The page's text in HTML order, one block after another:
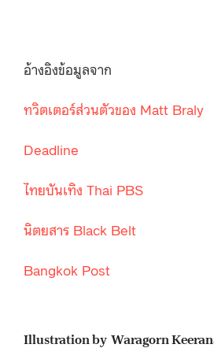
อ้างอิงข้อมูลจาก
ทวิตเตอร์ส่วนตัวของ Matt Braly
Deadline
ไทยบันเทิง Thai PBS
นิตยสาร Black Belt
Bangkok Post
Illustration by Waragorn